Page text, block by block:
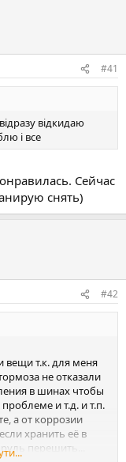
#41
відкидаю
і все
Сейчас
снять)
#42
вещи т.к. для меня
не отказали
в шинах чтобы
и т.д. и т.п.
а от коррозии
хранить её в
перешить...